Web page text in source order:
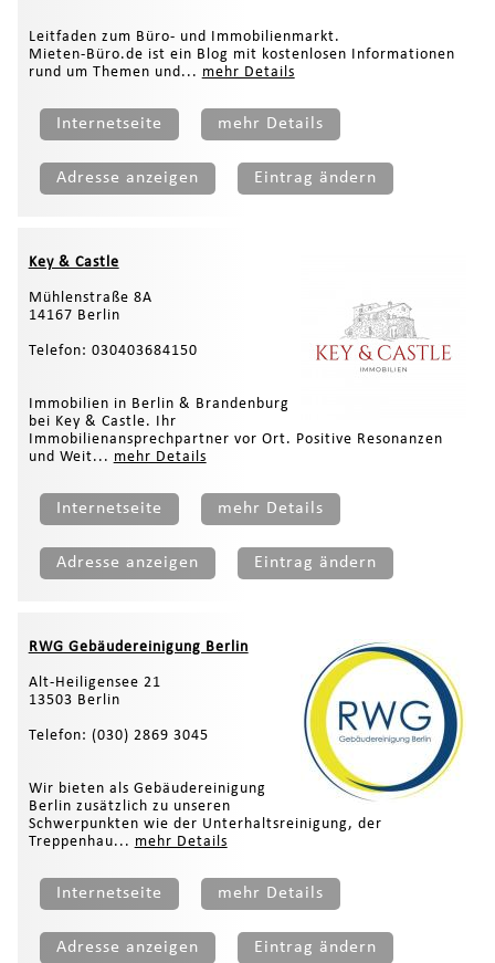
Leitfaden zum Büro- und Immobilienmarkt.
Mieten-Büro.de ist ein Blog mit kostenlosen Informationen
rund um Themen und... mehr Details
Internetseite mehr Details
Adresse anzeigen Eintrag ändern
Key & Castle
Mühlenstraße 8A
14167 Berlin
Telefon: 030403684150
Immobilien in Berlin & Brandenburg
bei Key & Castle. Ihr
Immobilienansprechpartner vor Ort. Positive Resonanzen
und Weit... mehr Details
Internetseite mehr Details
Adresse anzeigen Eintrag ändern
RWG Gebäudereinigung Berlin
Alt-Heiligensee 21
13503 Berlin
Telefon: (030) 2869 3045
Wir bieten als Gebäudereinigung
Berlin zusätzlich zu unseren
Schwerpunkten wie der Unterhaltsreinigung, der
Treppenhau... mehr Details
Internetseite mehr Details
Adresse anzeigen Eintrag ändern